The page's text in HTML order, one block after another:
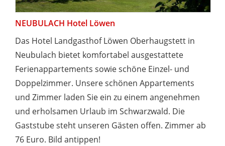
NEUBULACH Hotel Löwen
Das Hotel Landgasthof Löwen Oberhaugstett in
Neubulach bietet komfortabel ausgestattete
Ferienappartements sowie schöne Einzel- und
Doppelzimmer. Unsere schönen Appartements
und Zimmer laden Sie ein zu einem angenehmen
und erholsamen Urlaub im Schwarzwald. Die
Gaststube steht unseren Gästen offen. Zimmer ab
76 Euro. Bild antippen!